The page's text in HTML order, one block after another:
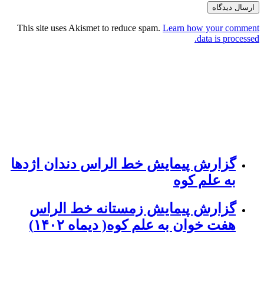
This site uses Akismet to reduce spam. Learn how your comment
data is processed.
گزارش پیمایش خط الراس دندان اژدها
به علم کوه
گزارش پیمایش زمستانه خط الراس
هفت خوان به علم کوه( دیماه ۱۴۰۲)